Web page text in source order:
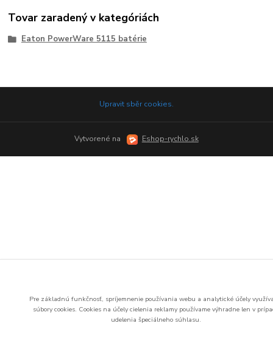
Tovar zaradený v kategóriách
Eaton PowerWare 5115 batérie
Upravit sběr cookies.
Vytvorené na Eshop-rychlo.sk
Pre základnú funkčnosť, spríjemnenie používania webu a analytické účely
súbory cookies. Cookies na účely cielenia reklamy používame výhradne len v
udelenia špeciálneho súhlasu.